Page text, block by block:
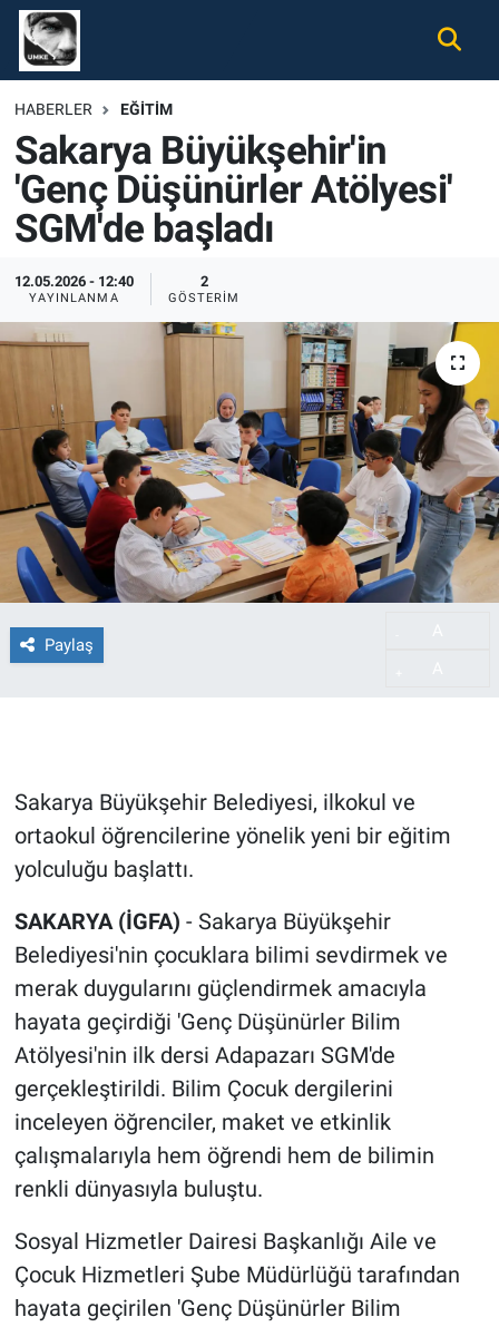
HABERLER EĞITIM
Sakarya Büyükşehir'in
'Genç Düşünürler Atölyesi'
SGM'de başladı
12.05.2026 - 12:40
YAYINLANMA
2
GÖSTERIM
Paylaş
Sakarya Büyükşehir Belediyesi, ilkokul ve
ortaokul öğrencilerine yönelik yeni bir eğitim
yolculuğu başlattı.
SAKARYA (İGFA) - Sakarya Büyükşehir
Belediyesi'nin çocuklara bilimi sevdirmek ve
merak duygularını güçlendirmek amacıyla
hayata geçirdiği 'Genç Düşünürler Bilim
Atölyesi'nin ilk dersi Adapazarı SGM'de
gerçekleştirildi. Bilim Çocuk dergilerini
inceleyen öğrenciler, maket ve etkinlik
çalışmalarıyla hem öğrendi hem de bilimin
renkli dünyasıyla buluştu.
Sosyal Hizmetler Dairesi Başkanlığı Aile ve
Çocuk Hizmetleri Şube Müdürlüğü tarafından
hayata geçirilen 'Genç Düşünürler Bilim
Gündem
Ekonomi
Spor
Tüm Haberler
İletişim
Künye
Nöbetçi Eczaneler
Hava Durumu
Namaz Vakitleri
Süper Lig Puan Durumu ve Fikstür
Tüm Manşetler
Son Dakika Haberleri
Haber Arşivi